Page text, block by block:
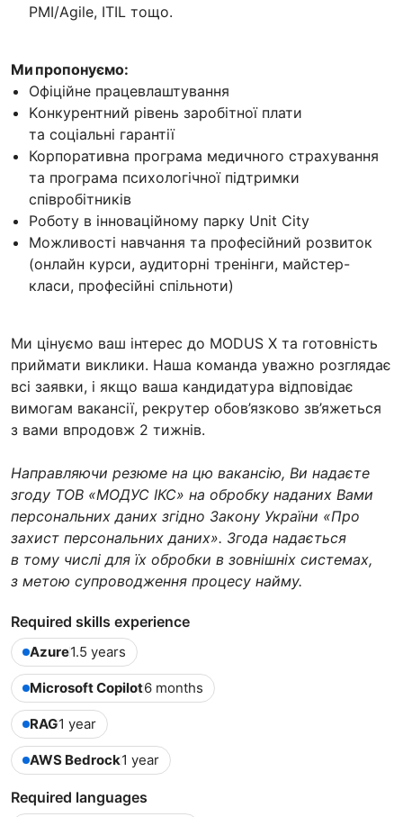
PMI/Agile, ITIL тощо.
Ми пропонуємо:
Офіційне працевлаштування
Kонкурентний рівень заробітної плати
та соціальні гарантії
Корпоративна програма медичного страхування
та програма психологічної підтримки
співробітників
Роботу в інноваційному парку Unit City
Можливості навчання та професійний розвиток
(онлайн курси, аудиторні тренінги, майстер-
класи, професійні спільноти)
Ми цінуємо ваш інтерес до MODUS X та готовність
приймати виклики. Наша команда уважно розглядає
всі заявки, і якщо ваша кандидатура відповідає
вимогам вакансії, рекрутер обов’язково зв’яжеться
з вами впродовж 2 тижнів.
Направляючи резюме на цю вакансію, Ви надаєте
згоду ТОВ «МОДУС ІКС» на обробку наданих Вами
персональних даних згідно Закону України «Про
захист персональних даних». Згода надається
в тому числі для їх обробки в зовнішніх системах,
з метою супроводження процесу найму.
Required skills experience
Azure1.5 years
Microsoft Copilot6 months
RAG1 year
AWS Bedrock1 year
Required languages